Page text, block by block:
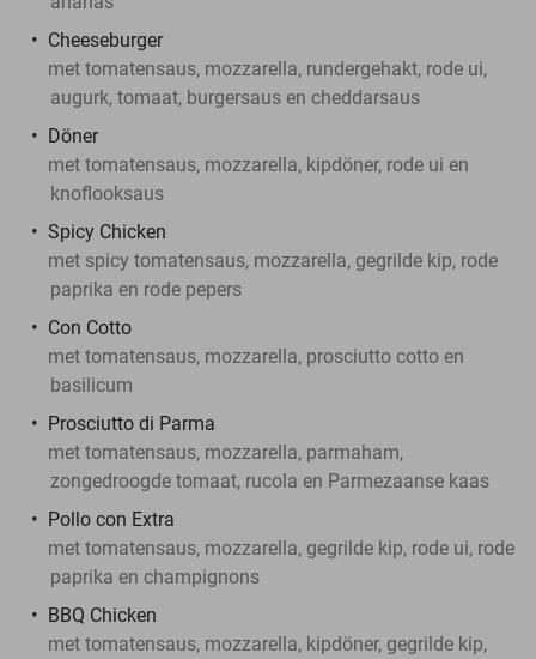
Cheeseburger
met tomatensaus, mozzarella, rundergehakt, rode ui,
augurk, tomaat, burgersaus en cheddarsaus
Döner
met tomatensaus, mozzarella, kipdöner, rode ui en
knoflooksaus
Spicy Chicken
met spicy tomatensaus, mozzarella, gegrilde kip, rode
paprika en rode pepers
Con Cotto
met tomatensaus, mozzarella, prosciutto cotto en
basilicum
Prosciutto di Parma
met tomatensaus, mozzarella, parmaham,
zongedroogde tomaat, rucola en Parmezaanse kaas
Pollo con Extra
met tomatensaus, mozzarella, gegrilde kip, rode ui, rode
paprika en champignons
BBQ Chicken
met tomatensaus, mozzarella, kipdöner, gegrilde kip,